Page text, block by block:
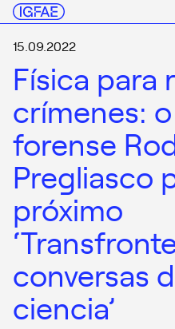
15.09.2022
Física para
crímenes:
forense
Pregliasco
próximo
conversas
ciencia’